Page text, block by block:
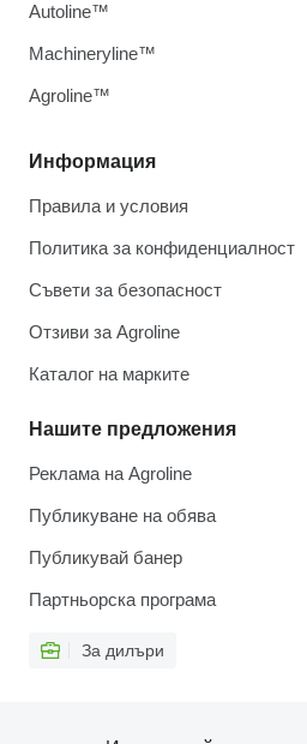
Информация
Правила и условия
Политика за конфиденциалност
Съвети за безопасност
Отзиви за Agroline
Каталог на марките
Нашите предложения
Реклама на Agroline
Публикуване на обява
Публикувай банер
Партньорска програма
За дилъри
Autoline™
Machineryline™
Agroline™